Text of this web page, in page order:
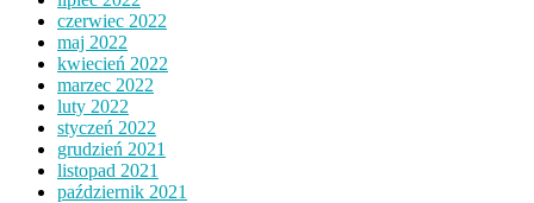
czerwiec 2022
maj 2022
kwiecień 2022
marzec 2022
luty 2022
styczeń 2022
grudzień 2021
listopad 2021
październik 2021